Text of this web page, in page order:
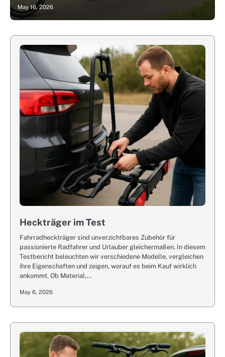
May 16, 2026
Heckträger im Test
Fahrradheckträger sind unverzichtbares Zubehör für
passionierte Radfahrer und Urlauber gleichermaßen. In diesem
Testbericht beleuchten wir verschiedene Modelle, vergleichen
ihre Eigenschaften und zeigen, worauf es beim Kauf wirklich
ankommt. Ob Material,…
May 6, 2026